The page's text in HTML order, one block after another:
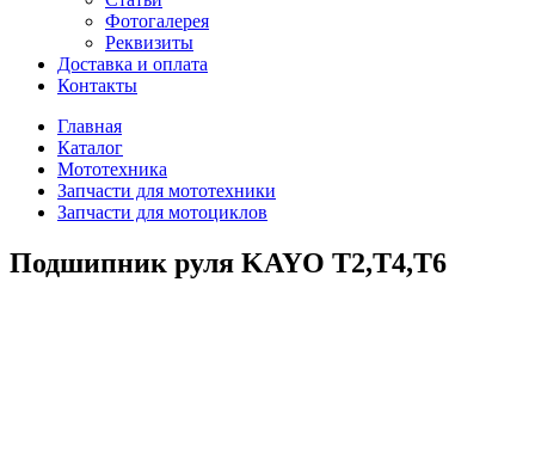
Фотогалерея
Реквизиты
Доставка и оплата
Контакты
Главная
Каталог
Мототехника
Запчасти для мототехники
Запчасти для мотоциклов
Подшипник руля KAYO Т2,Т4,Т6